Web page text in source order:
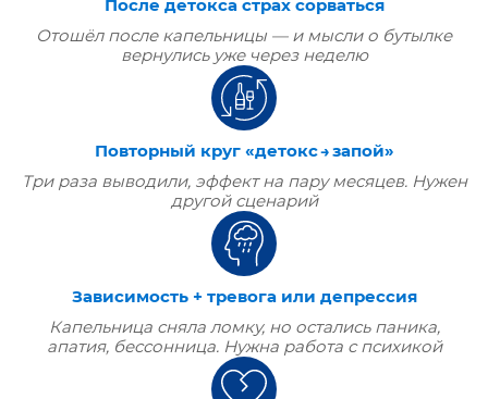
После детокса страх сорваться
Отошёл после капельницы — и мысли о бутылке
вернулись уже через неделю
Повторный круг «детокс → запой»
Три раза выводили, эффект на пару месяцев. Нужен
другой сценарий
Зависимость + тревога или депрессия
Капельница сняла ломку, но остались паника,
апатия, бессонница. Нужна работа с психикой